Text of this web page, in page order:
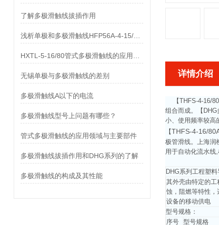
了解多极滑触线拔插作用
无锡单极与多极滑触线的差别
多极滑触线A以下的电流
多极滑触线型号上问题有哪些？
管式多极滑触线的应用领域与主要部件
多极滑触线拔插作用和DHG系列的了解
多极滑触线的构成及其性能
详情介绍
【THFS-4-16/
组合而成。【
小、使用频率较高
【THFS-4-16/
极管滑线。上海润
用于自动化流水线
DHG系列工程塑
其外壳由特定的
蚀，阻燃等特性
设备的移动供电
型号规格：
序号
型号规格